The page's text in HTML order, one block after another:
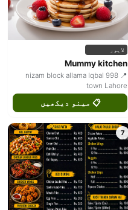
لاہور
Mummy kitchen
📍 998 nizam block allama Iqbal
town Lahore
📋 مینو دیکھیں
7